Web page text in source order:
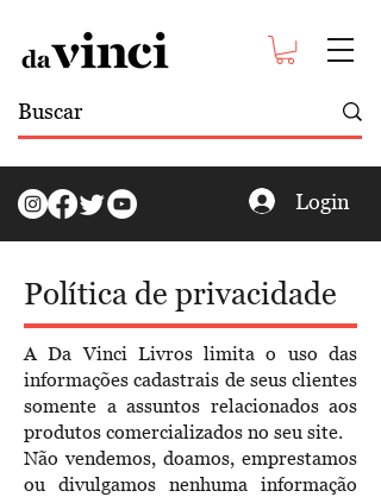
Login
Política de privacidade
A Da Vinci Livros limita o uso das
informações cadastrais de seus clientes
somente a assuntos relacionados aos
produtos comercializados no seu site.
Não vendemos, doamos, emprestamos
ou divulgamos nenhuma informação